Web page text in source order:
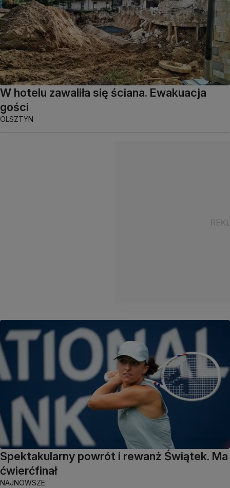
W hotelu zawaliła się ściana. Ewakuacja
gości
OLSZTYN
Spektakularny powrót i rewanż Świątek. Ma
ćwierćfinał
NAJNOWSZE